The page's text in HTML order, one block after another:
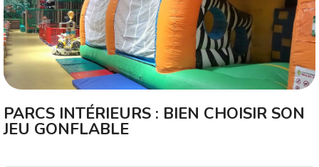
PARCS INTÉRIEURS : BIEN CHOISIR SON
JEU GONFLABLE